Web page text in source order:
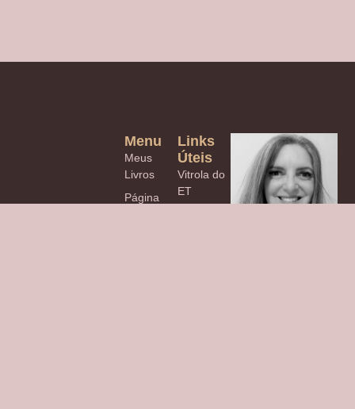
Links
Úteis
Vitrola do
ET
Menu
Meus
Livros
Página